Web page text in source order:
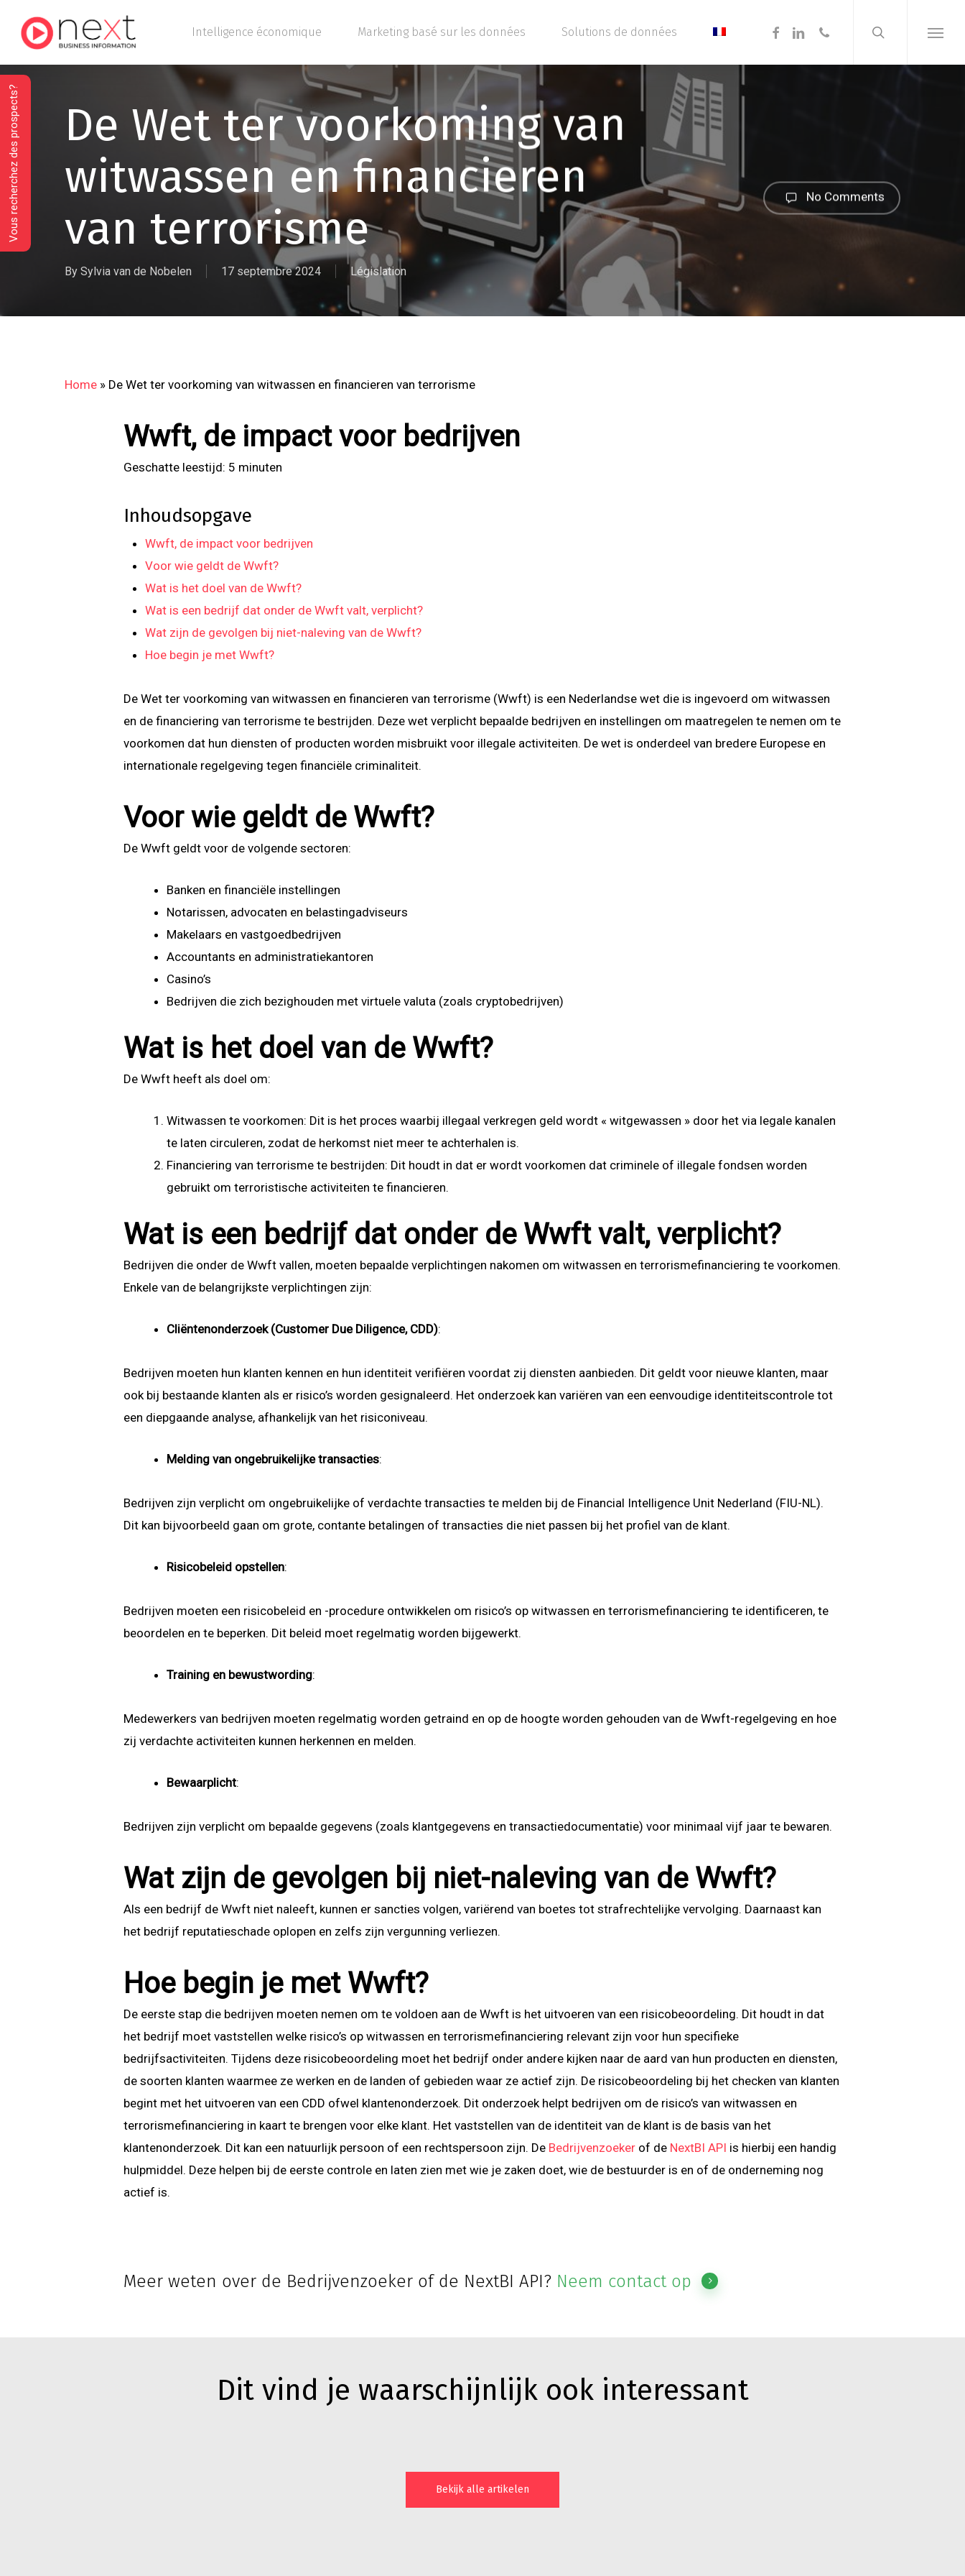
content
Intelligence économique Marketing basé sur les données Solutions de données facebooklinkedinphone
Menu
De Wet ter voorkoming van
witwassen en financieren
van terrorisme
By Sylvia van de Nobelen 17 septembre 2024 Législation
No Comments
Home » De Wet ter voorkoming van witwassen en financieren van terrorisme
Wwft, de impact voor bedrijven
Geschatte leestijd: 5 minuten
Inhoudsopgave
Wwft, de impact voor bedrijven
Voor wie geldt de Wwft?
Wat is het doel van de Wwft?
Wat is een bedrijf dat onder de Wwft valt, verplicht?
Wat zijn de gevolgen bij niet-naleving van de Wwft?
Hoe begin je met Wwft?
De Wet ter voorkoming van witwassen en financieren van terrorisme (Wwft) is een Nederlandse wet die is ingevoerd om witwassen
en de financiering van terrorisme te bestrijden. Deze wet verplicht bepaalde bedrijven en instellingen om maatregelen te nemen om te
voorkomen dat hun diensten of producten worden misbruikt voor illegale activiteiten. De wet is onderdeel van bredere Europese en
internationale regelgeving tegen financiële criminaliteit.
Voor wie geldt de Wwft?
De Wwft geldt voor de volgende sectoren:
Banken en financiële instellingen
Notarissen, advocaten en belastingadviseurs
Makelaars en vastgoedbedrijven
Accountants en administratiekantoren
Casino’s
Bedrijven die zich bezighouden met virtuele valuta (zoals cryptobedrijven)
Wat is het doel van de Wwft?
De Wwft heeft als doel om:
Witwassen te voorkomen: Dit is het proces waarbij illegaal verkregen geld wordt « witgewassen » door het via legale kanalen
te laten circuleren, zodat de herkomst niet meer te achterhalen is.
Financiering van terrorisme te bestrijden: Dit houdt in dat er wordt voorkomen dat criminele of illegale fondsen worden
gebruikt om terroristische activiteiten te financieren.
Wat is een bedrijf dat onder de Wwft valt, verplicht?
Bedrijven die onder de Wwft vallen, moeten bepaalde verplichtingen nakomen om witwassen en terrorismefinanciering te voorkomen.
Enkele van de belangrijkste verplichtingen zijn:
Cliëntenonderzoek (Customer Due Diligence, CDD):
Bedrijven moeten hun klanten kennen en hun identiteit verifiëren voordat zij diensten aanbieden. Dit geldt voor nieuwe klanten, maar
ook bij bestaande klanten als er risico’s worden gesignaleerd. Het onderzoek kan variëren van een eenvoudige identiteitscontrole tot
een diepgaande analyse, afhankelijk van het risiconiveau.
Melding van ongebruikelijke transacties:
Bedrijven zijn verplicht om ongebruikelijke of verdachte transacties te melden bij de Financial Intelligence Unit Nederland (FIU-NL).
Dit kan bijvoorbeeld gaan om grote, contante betalingen of transacties die niet passen bij het profiel van de klant.
Risicobeleid opstellen:
Bedrijven moeten een risicobeleid en -procedure ontwikkelen om risico’s op witwassen en terrorismefinanciering te identificeren, te
beoordelen en te beperken. Dit beleid moet regelmatig worden bijgewerkt.
Training en bewustwording:
Medewerkers van bedrijven moeten regelmatig worden getraind en op de hoogte worden gehouden van de Wwft-regelgeving en hoe
zij verdachte activiteiten kunnen herkennen en melden.
Bewaarplicht:
Bedrijven zijn verplicht om bepaalde gegevens (zoals klantgegevens en transactiedocumentatie) voor minimaal vijf jaar te bewaren.
Wat zijn de gevolgen bij niet-naleving van de Wwft?
Als een bedrijf de Wwft niet naleeft, kunnen er sancties volgen, variërend van boetes tot strafrechtelijke vervolging. Daarnaast kan
het bedrijf reputatieschade oplopen en zelfs zijn vergunning verliezen.
Hoe begin je met Wwft?
De eerste stap die bedrijven moeten nemen om te voldoen aan de Wwft is het uitvoeren van een risicobeoordeling. Dit houdt in dat
het bedrijf moet vaststellen welke risico’s op witwassen en terrorismefinanciering relevant zijn voor hun specifieke
bedrijfsactiviteiten. Tijdens deze risicobeoordeling moet het bedrijf onder andere kijken naar de aard van hun producten en diensten,
de soorten klanten waarmee ze werken en de landen of gebieden waar ze actief zijn. De risicobeoordeling bij het checken van klanten
begint met het uitvoeren van een CDD ofwel klantenonderzoek. Dit onderzoek helpt bedrijven om de risico’s van witwassen en
terrorismefinanciering in kaart te brengen voor elke klant. Het vaststellen van de identiteit van de klant is de basis van het
klantenonderzoek. Dit kan een natuurlijk persoon of een rechtspersoon zijn. De Bedrijvenzoeker of de NextBI API is hierbij een handig
hulpmiddel. Deze helpen bij de eerste controle en laten zien met wie je zaken doet, wie de bestuurder is en of de onderneming nog
actief is.
Meer weten over de Bedrijvenzoeker of de NextBI API? Neem contact op
Dit vind je waarschijnlijk ook interessant
Bekijk alle artikelen
Vous recherchez des prospects?